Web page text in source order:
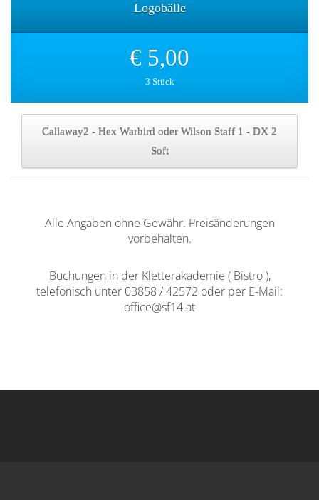
Logobälle
€ 5,00
3 Stück
Callaway2 - Hex Warbird oder Wilson Staff 1 - DX 2
Soft
Alle Angaben ohne Gewähr. Preisänderungen
vorbehalten.
Buchungen in der Kletterakademie ( Bistro ),
telefonisch unter 03858 / 42572 oder per E-Mail:
office@sf14.at